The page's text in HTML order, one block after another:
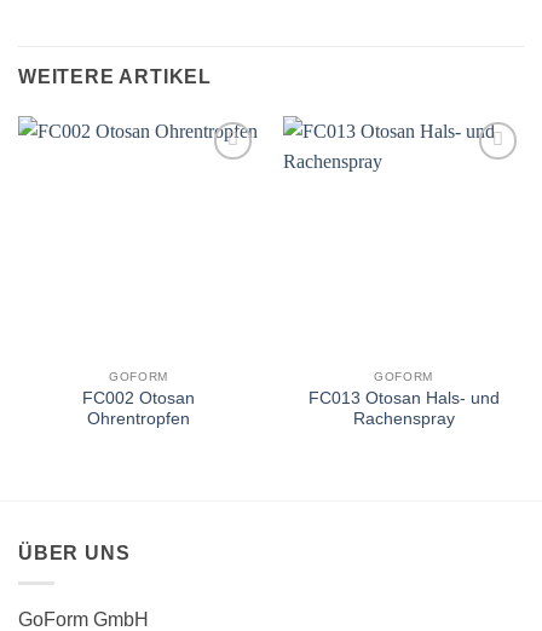
WEITERE ARTIKEL
GOFORM
FC002 Otosan
Ohrentropfen
GOFORM
FC013 Otosan Hals- und
Rachenspray
ÜBER UNS
GoForm GmbH